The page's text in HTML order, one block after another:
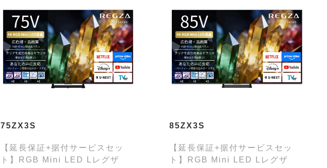
75ZX3S
【延長保証+据付サービスセッ
ト】RGB Mini LED Lレグザ
85ZX3S
【延長保証+据付サービスセッ
ト】RGB Mini LED Lレグザ